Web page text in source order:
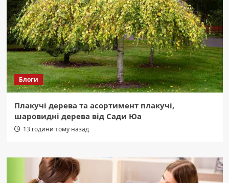
Блоги
Плакучі дерева та асортимент плакучі,
шаровидні дерева від Сади Юа
13 години тому назад